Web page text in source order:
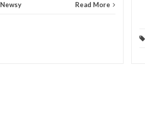
Newsy Read More